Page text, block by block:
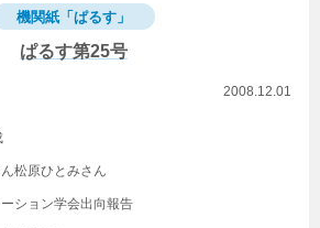
機関紙「ぱるす」
ぱるす第25号
2008.12.01
松原ひとみさん
ション学会出向報告